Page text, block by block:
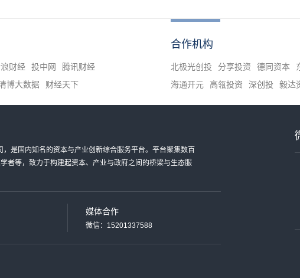
财经 投中网
腾讯财经
博大数据 财经天下
合作机构
北极光创投 分享投资 德同资本
海通开元
高瓴投资 深创投 毅达
是国内知名的资本与产业创新综合服务平台。平台聚集数百
者等，致力于构建起资本、产业与政府之间的桥梁与生态服
媒体合作
微信：15201337588